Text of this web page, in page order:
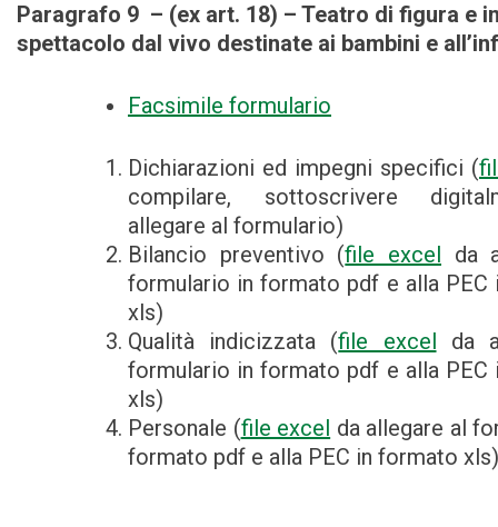
Paragrafo 9 – (ex art. 18) – Teatro di figura e
spettacolo dal vivo destinate ai bambini e
Facsimile formulario
Dichiarazioni ed impegni specifici (
compilare, sottoscrivere
allegare al formulario)
Bilancio preventivo (file excel da
formulario in formato pdf e alla PEC
xls)
Qualità indicizzata (file excel da
formulario in formato pdf e alla PEC
xls)
Personale (file excel da allegare al
formato pdf e alla PEC in formato xls)